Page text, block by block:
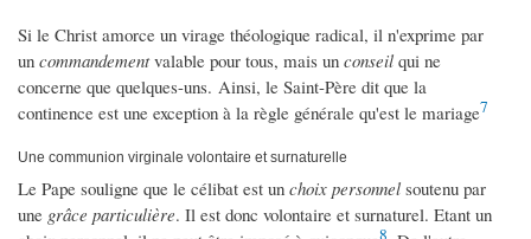
Si le Christ amorce un virage théologique radical, il n'exprime par
un commandementvalable pour tous, mais un conseil qui ne
concerne que quelques-uns. Ainsi, le Saint-Père dit que la
continence est une exception à la règle générale qu'est le mariage7
Une communion virginale volontaire et surnaturelle
Le Pape souligne que le célibat est un choix personnel soutenu par
une grâce particulière. Il est donc volontaire et surnaturel. Etant un